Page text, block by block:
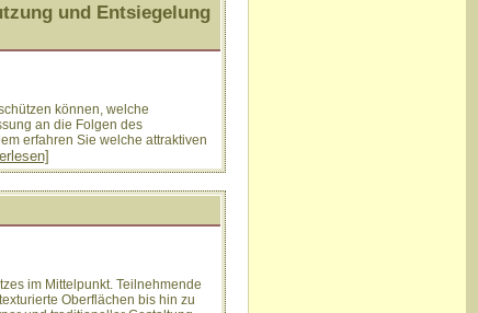
und Entsiegelung
können, welche
an die Folgen des
erfahren Sie welche attraktiven
im Mittelpunkt. Teilnehmende
Oberflächen bis hin zu